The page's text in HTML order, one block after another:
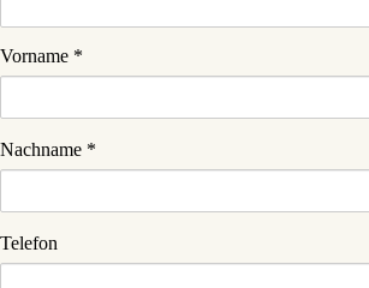
Vorname
Nachname
Telefon